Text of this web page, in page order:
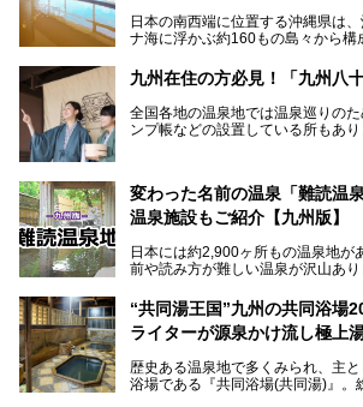
ンに注目される存在。今回は貸切
魅力を徹底解説します。
日本の南西端に位置する沖縄県は
ナ海に浮かぶ約160もの島々から構
ずの豊かな自然、独自の歴史や文
けてやまない魅力あふれる観光県
そんな沖縄県のスーパー銭湯には
と同時に楽しめる施設が多くありま
九州在住の方必見！「九州八
全国各地の温泉地では温泉巡りの
ンプ帳などの設置している所もあり
な方ならぜひ参加してみたいスタ
変わった名前の温泉「難読温
温泉施設もご紹介【九州版】
日本には約2,900ヶ所もの温泉地が
前や読み方が難しい温泉が沢山あり
そこで日本各地にある「難読温泉
形式でご紹介。第５回目(最終回)
難読温泉地をピックアップしまし
いくつ読めるか、ぜひチャレンジ
“共同湯王国”九州の共同浴場
ライターが源泉かけ流し極上
歴史ある温泉地で多くみられ、主
浴場である『共同浴場(共同湯)』。